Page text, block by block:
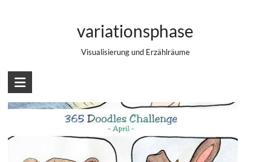
variationsphase
Visualisierung und Erzählräume
Doodles April 2017